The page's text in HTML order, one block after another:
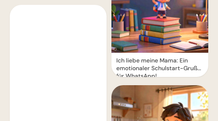
Ich liebe meine Mama: Ein
emotionaler Schulstart-Gruß
für WhatsApp!